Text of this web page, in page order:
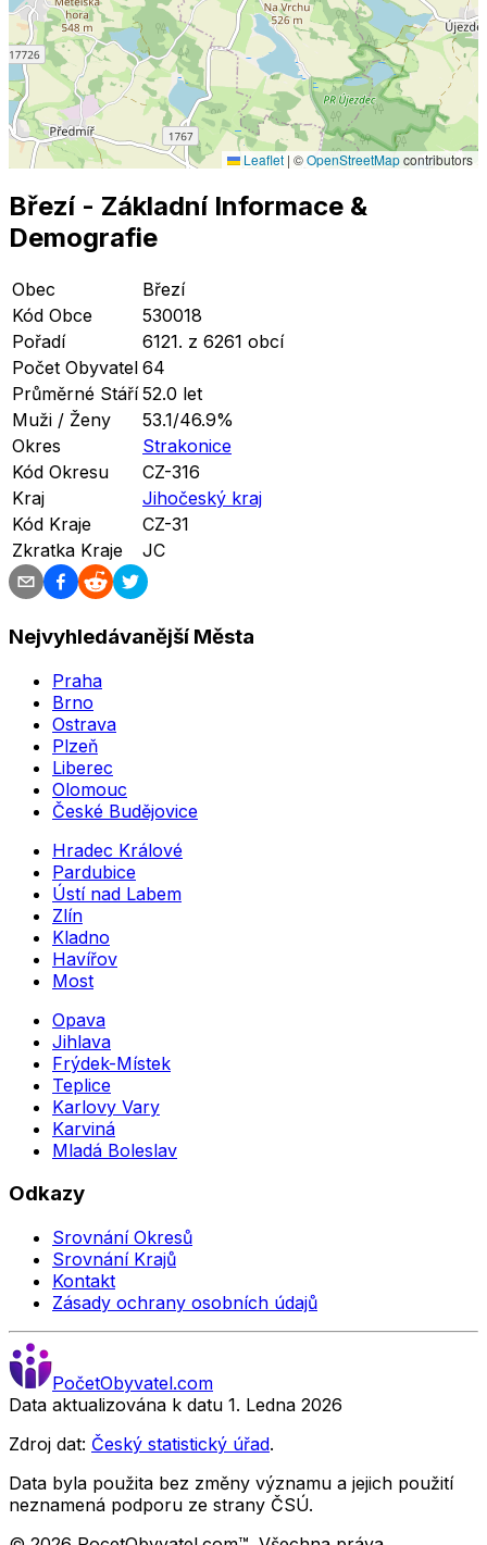
Leaflet | ©OpenStreetMapcontributors
Březí- Základní Informace &
Demografie
Obec
Březí
Kód Obce
530018
Pořadí
6121. z 6261 obcí
Počet Obyvatel 64
Průměrné Stáří 52.0 let
Muži / Ženy
53.1/46.9%
Okres
Strakonice
Kód Okresu
CZ-316
Kraj
Jihočeský kraj
Kód Kraje
CZ-31
Zkratka Kraje
JC
Nejvyhledávanější Města
Praha
Brno
Ostrava
Plzeň
Liberec
Olomouc
České Budějovice
Hradec Králové
Pardubice
Ústí nad Labem
Zlín
Kladno
Havířov
Most
Opava
Jihlava
Frýdek-Místek
Teplice
Karlovy Vary
Karviná
Mladá Boleslav
Odkazy
Srovnání Okresů
Srovnání Krajů
Kontakt
Zásady ochrany osobních údajů
PočetObyvatel.com
Data aktualizována k datu 1. Ledna 2026
Zdroj dat: Český statistický úřad.
Data byla použita bez změny významu a jejich použití
neznamená podporu ze strany ČSÚ.